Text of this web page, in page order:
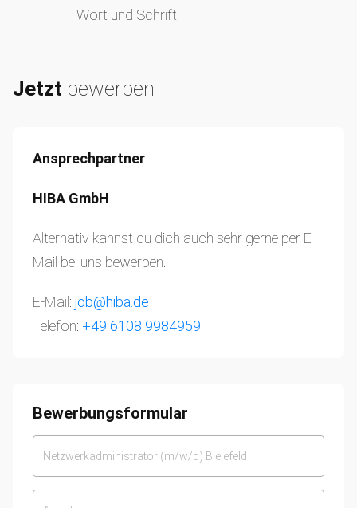
Wort und Schrift.
Jetzt bewerben
Ansprechpartner
HIBA GmbH
Alternativ kannst du dich auch sehr gerne per E-
Mail bei uns bewerben.
E-Mail: job@hiba.de
Telefon: +49 6108 9984959
Bewerbungsformular